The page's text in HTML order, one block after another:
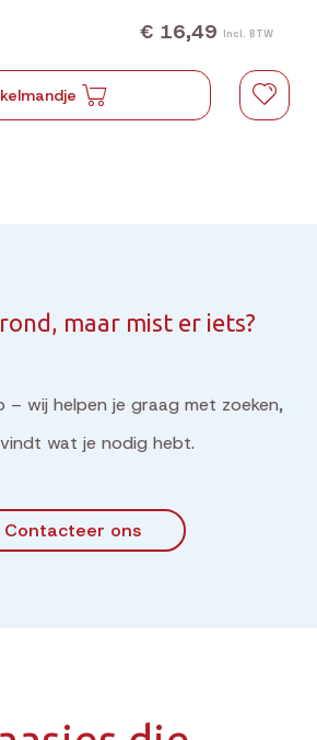
€ 16,49 Incl. BTW
maar mist er iets?
– wij helpen je graag met zoeken,
wat je nodig hebt.
Contacteer ons